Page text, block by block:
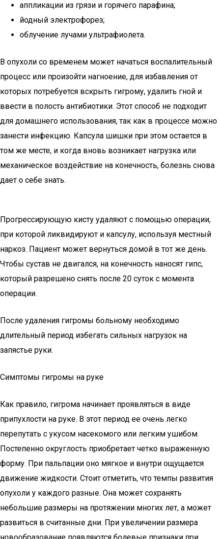
аппликации из грязи и горячего парафина;
йодный электрофорез;
облучение лучами ультрафиолета.
В опухоли со временем может начаться воспалительный
процесс или произойти нагноение, для избавления от
которых потребуется вскрыть гигрому, удалить гной и
ввести в полость антибиотики. Этот способ не подходит
для домашнего использования, так как в процессе можно
занести инфекцию. Капсула шишки при этом остается в
том же месте, и когда вновь возникает нагрузка или
механическое воздействие на конечность, болезнь снова
дает о себе знать.
Прогрессирующую кисту удаляют с помощью операции,
при которой ликвидируют и капсулу, используя местный
наркоз. Пациент может вернуться домой в тот же день.
Чтобы сустав не двигался, на конечность наносят гипс,
который разрешено снять после 20 суток с момента
операции.
После удаления гигромы больному необходимо
длительный период избегать сильных нагрузок на
запястье руки.
Симптомы гигромы на руке
Как правило, гигрома начинает проявляться в виде
припухлости на руке. В этот период ее очень легко
перепутать с укусом насекомого или легким ушибом.
Постепенно округлость приобретает четко выраженную
форму. При пальпации оно мягкое и внутри ощущается
движение жидкости. Стоит отметить, что темпы развития
опухоли у каждого разные. Она может сохранять
небольшие размеры на протяжении многих лет, а может
развиться в считанные дни. При увеличении размера